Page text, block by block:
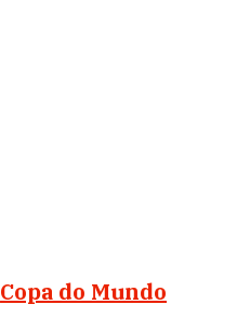
Copa do Mundo